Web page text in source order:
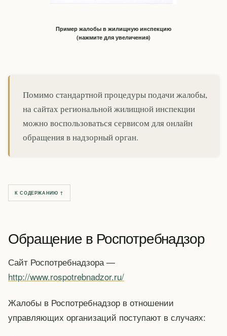
Пример жалобы в жилищную инспекцию
(нажмите для увеличения)
Помимо стандартной процедуры подачи жалобы,
на сайтах региональной жилищной инспекции
можно воспользоваться сервисом для онлайн
обращения в надзорный орган.
К СОДЕРЖАНИЮ ↑
Обращение в Роспотребнадзор
Сайт Роспотребнадзора —
http://www.rospotrebnadzor.ru/
Жалобы в Роспотребнадзор в отношении
управляющих организаций поступают в случаях: